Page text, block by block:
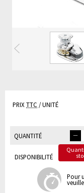
Précédente
PRIXTTC / UNITÉ
QUANTITÉ
DISPONIBILITÉ
Pour